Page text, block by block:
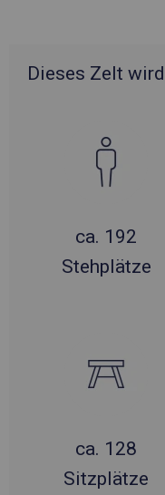
Dieses Zelt
ca. 192
Stehplätze
ca. 128
Sitzplätze